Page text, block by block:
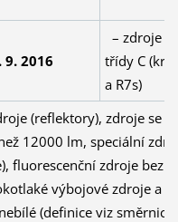
9. 2016
– zdroje
třídy C
a R7s)
(reflektory), zdroje se
12000 lm, speciální
fluorescenční zdroje bez
výbojové zdroje a
(definice viz